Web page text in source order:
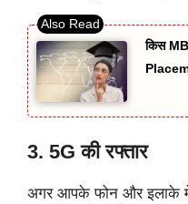
किस
3. 5G की रफ्तार
अगर आपके फोन और इलाके में